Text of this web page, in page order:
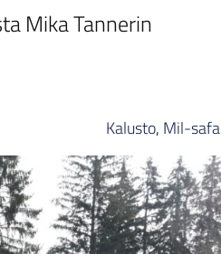
Mika Tannerin
Kalusto, Mil-